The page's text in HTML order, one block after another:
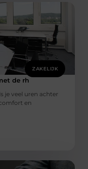
ZAKELIJK
de rh
je veel uren achter
en